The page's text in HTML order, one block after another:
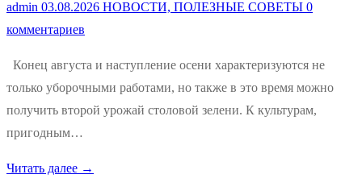
admin 03.08.2026 НОВОСТИ, ПОЛЕЗНЫЕ СОВЕТЫ 0
комментариев
Конец августа и наступление осени характеризуются не
только уборочными работами, но также в это время можно
получить второй урожай столовой зелени. К культурам,
пригодным…
Читать далее →